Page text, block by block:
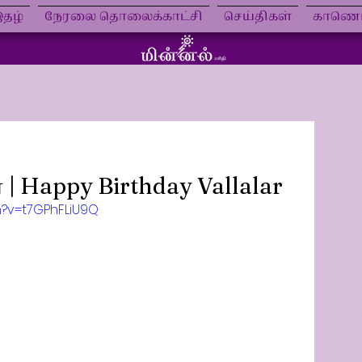
நேரலை தொலைக்காட்சி செய்திகள்
| Happy Birthday Vallalar